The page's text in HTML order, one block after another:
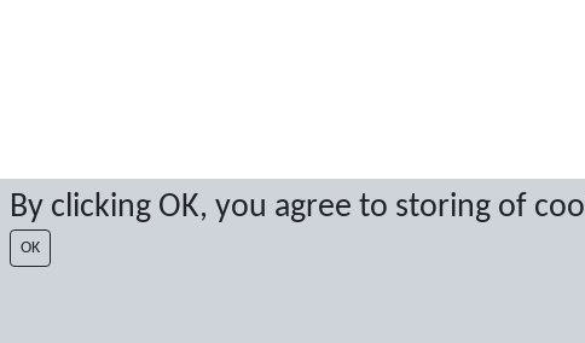
By clicking OK, you agree to storing of
OK